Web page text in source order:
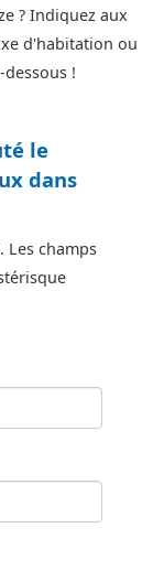
? Indiquez aux
d'habitation ou
!
le
dans
Les champs